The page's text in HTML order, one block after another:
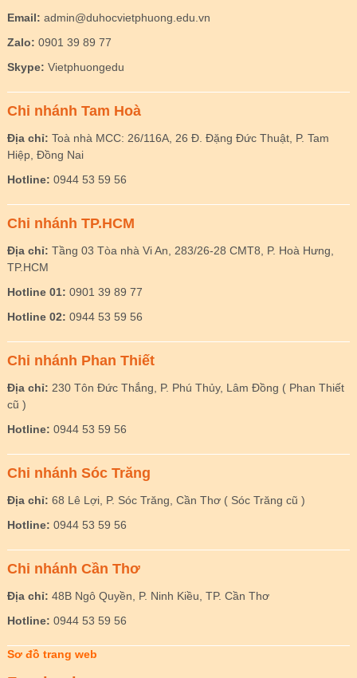
Email: admin@duhocvietphuong.edu.vn
Zalo: 0901 39 89 77
Skype: Vietphuongedu
Chi nhánh Tam Hoà
Địa chỉ: Toà nhà MCC: 26/116A, 26 Đ. Đặng Đức Thuật, P. Tam
Hiệp, Đồng Nai
Hotline: 0944 53 59 56
Chi nhánh TP.HCM
Địa chỉ: Tầng 03 Tòa nhà Vi An, 283/26-28 CMT8, P. Hoà Hưng,
TP.HCM
Hotline 01: 0901 39 89 77
Hotline 02: 0944 53 59 56
Chi nhánh Phan Thiết
Địa chỉ: 230 Tôn Đức Thắng, P. Phú Thủy, Lâm Đồng ( Phan Thiết
cũ )
Hotline: 0944 53 59 56
Chi nhánh Sóc Trăng
Địa chỉ: 68 Lê Lợi, P. Sóc Trăng, Cần Thơ ( Sóc Trăng cũ )
Hotline: 0944 53 59 56
Chi nhánh Cần Thơ
Địa chỉ: 48B Ngô Quyền, P. Ninh Kiều, TP. Cần Thơ
Hotline: 0944 53 59 56
Sơ đồ trang web